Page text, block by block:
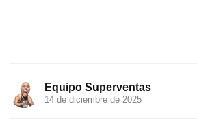
Equipo Superventas
14 de diciembre de 2025